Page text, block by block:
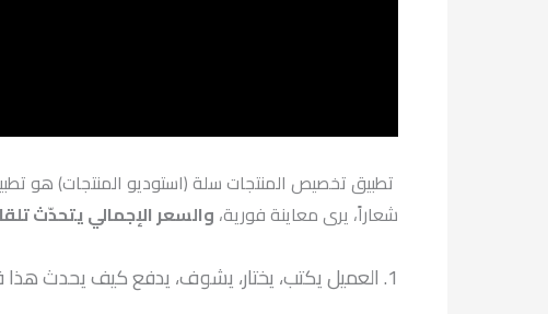
تطبيق تخصيص المنتجات سلة (استوديو المنتجات) هو
شعاراً، يرى معاينة فورية،والسعر الإجمالي يتحدّث
1. العميل يكتب، يختار، يشوف، يدفع كيف يحدث هذا فعلياً؟